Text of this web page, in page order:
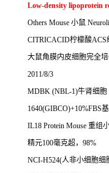
Low-density lipoprotein
Others Mouse 小鼠
CITRICACID柠檬酸ACS
大鼠角膜内皮细胞完全
2011/8/3
MDBK (NBL-1)牛肾细胞
1640(GIBCO)+10%FBS
IL18 Protein Mouse 重组
精元100毫克超， 98%
NCI-H524(人非小细胞细